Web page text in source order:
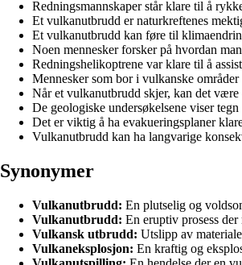
Redningsmannskaper står klare til å
Et vulkanutbrudd er naturkreftenes
Et vulkanutbrudd kan føre til
Noen mennesker forsker på hvordan
Redningshelikoptrene var klare til å
Mennesker som bor i vulkanske
Når et vulkanutbrudd skjer, kan det
De geologiske undersøkelsene viser
Det er viktig å ha evakueringsplaner
Vulkanutbrudd kan ha langvarige
Synonymer
Vulkanutbrudd: En plutselig og
Vulkanutbrudd: En eruptiv prosess
Vulkansk utbrudd: Utslipp av
Vulkaneksplosjon: En kraftig og